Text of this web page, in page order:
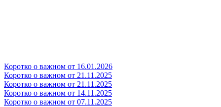
Коротко о важном от 16.01.2026
Коротко о важном от 21.11.2025
Коротко о важном от 21.11.2025
Коротко о важном от 14.11.2025
Коротко о важном от 07.11.2025